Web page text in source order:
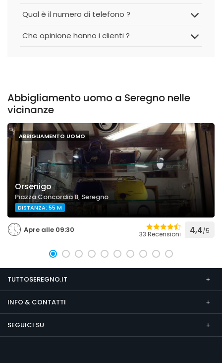
Qual è il numero di telefono ?
Che opinione hanno i clienti ?
Abbigliamento uomo a Seregno nelle
vicinanze
ABBIGLIAMENTO UOMO
Orsenigo
Piazza Concordia 8, Seregno
DISTANZA: 55 M
Apre alle 09:30 33 Recensioni 4,4/5
TUTTOSEREGNO.IT
INFO & CONTATTI
SEGUICI SU